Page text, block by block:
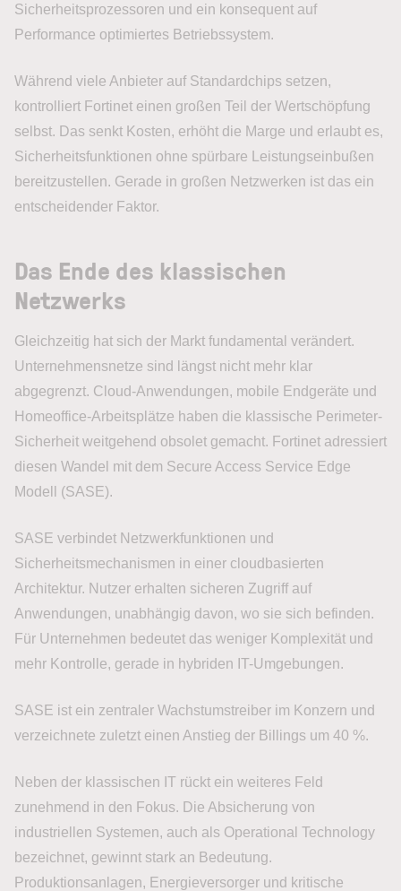
Sicherheitsprozessoren und ein konsequent auf
Performance optimiertes Betriebssystem.
Während viele Anbieter auf Standardchips setzen,
kontrolliert Fortinet einen großen Teil der Wertschöpfung
selbst. Das senkt Kosten, erhöht die Marge und erlaubt es,
Sicherheitsfunktionen ohne spürbare Leistungseinbußen
bereitzustellen. Gerade in großen Netzwerken ist das ein
entscheidender Faktor.
Das Ende des klassischen
Netzwerks
Gleichzeitig hat sich der Markt fundamental verändert.
Unternehmensnetze sind längst nicht mehr klar
abgegrenzt. Cloud-Anwendungen, mobile Endgeräte und
Homeoffice-Arbeitsplätze haben die klassische Perimeter-
Sicherheit weitgehend obsolet gemacht. Fortinet adressiert
diesen Wandel mit dem Secure Access Service Edge
Modell (SASE).
SASE verbindet Netzwerkfunktionen und
Sicherheitsmechanismen in einer cloudbasierten
Architektur. Nutzer erhalten sicheren Zugriff auf
Anwendungen, unabhängig davon, wo sie sich befinden.
Für Unternehmen bedeutet das weniger Komplexität und
mehr Kontrolle, gerade in hybriden IT-Umgebungen.
SASE ist ein zentraler Wachstumstreiber im Konzern und
verzeichnete zuletzt einen Anstieg der Billings um 40 %.
Neben der klassischen IT rückt ein weiteres Feld
zunehmend in den Fokus. Die Absicherung von
industriellen Systemen, auch als Operational Technology
bezeichnet, gewinnt stark an Bedeutung.
Produktionsanlagen, Energieversorger und kritische